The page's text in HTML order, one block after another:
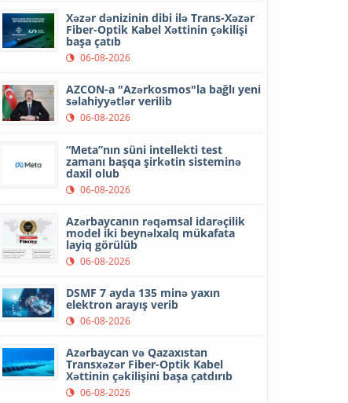
Xəzər dənizinin dibi ilə Trans-Xəzər
Fiber-Optik Kabel Xəttinin çəkilişi
başa çatıb
06-08-2026
AZCON-a "Azərkosmos"la bağlı yeni
səlahiyyətlər verilib
06-08-2026
“Meta”nın süni intellekti test
zamanı başqa şirkətin sisteminə
daxil olub
06-08-2026
Azərbaycanın rəqəmsal idarəçilik
model iki beynəlxalq mükafata
layiq görülüb
06-08-2026
DSMF 7 ayda 135 minə yaxın
elektron arayış verib
06-08-2026
Azərbaycan və Qazaxıstan
Transxəzər Fiber-Optik Kabel
Xəttinin çəkilişini başa çatdırıb
06-08-2026